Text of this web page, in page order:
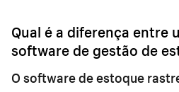
Qual é a diferença entre
software de gestão de
O software de estoque